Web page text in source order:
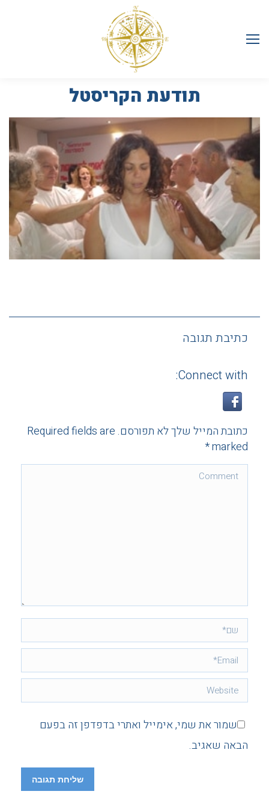
תודעת הקריסטל
כתיבת תגובה
Connect with:
כתובת המייל שלך לא תפורסם. Required fields are
marked
*
Comment
שם *
Email *
Website
שמור את שמי, אימייל ואתרי בדפדפן זה בפעם
הבאה שאגיב.
שליחת תגובה